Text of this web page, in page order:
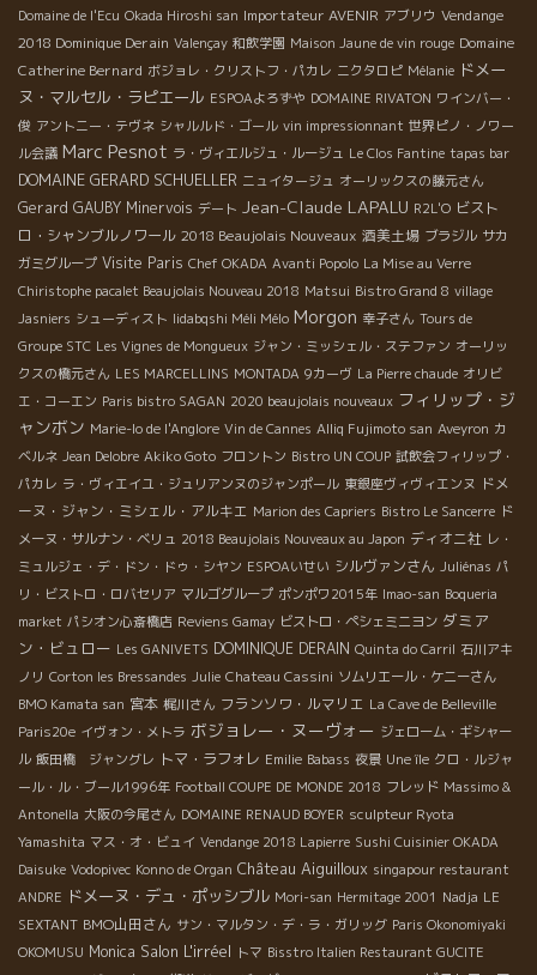
Domaine de l'Ecu Okada Hiroshi san Importateur AVENIR アブリウ Vendange
2018 Dominique Derain Valençay 和飲学園 Maison Jaune de vin rouge Domaine
Catherine Bernard ボジョレ・クリストフ・パカレ ニクタロピ Mélanie ドメー
ヌ・マルセル・ラピエール ESPOAよろずや DOMAINE RIVATON ワインバー・
俊 アントニー・テヴネ シャルルド・ゴール vin impressionnant 世界ピノ・ノワー
ル会議 Marc Pesnot ラ・ヴィエルジュ・ルージュ Le Clos Fantine tapas bar
DOMAINE GERARD SCHUELLER ニュイタージュ オーリックスの藤元さん
Gerard GAUBY Minervois デート Jean-Claude LAPALU R2L'O ビスト
ロ・シャンブルノワール 2018 Beaujolais Nouveaux 酒美土場 ブラジル サカ
ガミグループ Visite Paris Chef OKADA Avanti Popolo La Mise au Verre
Chiristophe pacalet Beaujolais Nouveau 2018 Matsui Bistro Grand 8 village
Jasniers シューディスト Iidabqshi Méli Mélo Morgon 幸子さん Tours de
Groupe STC Les Vignes de Mongueux ジャン・ミッシェル・ステファン オーリッ
クスの橋元さん LES MARCELLINS MONTADA 9カーヴ La Pierre chaude オリビ
エ・コーエン Paris bistro SAGAN 2020 beaujolais nouveaux フィリップ・ジ
ャンボン Marie-lo de l'Anglore Vin de Cannes Alliq Fujimoto san Aveyron カ
ベルネ Jean Delobre Akiko Goto フロントン Bistro UN COUP 試飲会フィリップ・
パカレ ラ・ヴィエイユ・ジュリアンヌのジャンポール 東銀座ヴィヴィエンヌ ドメ
ーヌ・ジャン・ミシェル・アルキエ Marion des Capriers Bistro Le Sancerre ド
メーヌ・サルナン・ベリュ 2018 Beaujolais Nouveaux au Japon ディオニ社 レ・
ミュルジェ・デ・ドン・ドゥ・シヤン ESPOAいせい シルヴァンさん Juliénas パ
リ・ビストロ・ロバセリア マルゴグループ ポンポワ2015年 Imao-san Boqueria
market パシオン心斎橋店 Reviens Gamay ビストロ・ペシェミニヨン ダミア
ン・ビュロー Les GANIVETS DOMINIQUE DERAIN Quinta do Carril 石川アキ
ノリ Corton les Bressandes Julie Chateau Cassini ソムリエール・ケニーさん
BMO Kamata san 宮本 梶川さん フランソワ・ルマリエ La Cave de Belleville
Paris20e イヴォン・メトラ ボジョレー・ヌーヴォー ジェローム・ギシャー
ル 飯田橋 ジャングレ トマ・ラフォレ Emilie Babass 夜景 Une île クロ・ルジャ
ール・ル・ブール1996年 Football COUPE DE MONDE 2018 フレッド Massimo &
Antonella 大阪の今尾さん DOMAINE RENAUD BOYER sculpteur Ryota
Yamashita マス・オ・ビュイ Vendange 2018 Lapierre Sushi Cuisinier OKADA
Daisuke Vodopivec Konno de Organ Château Aiguilloux singapour restaurant
ANDRE ドメーヌ・デュ・ポッシブル Mori-san Hermitage 2001 Nadja LE
SEXTANT BMO山田さん サン・マルタン・デ・ラ・ガリッグ Paris Okonomiyaki
OKOMUSU Monica Salon L'irréel トマ Bisstro Italien Restaurant GUCITE